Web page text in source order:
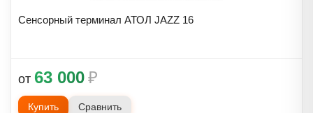
Сенсорный терминал АТОЛ JAZZ 16
от 63 000₽
Купить Сравнить